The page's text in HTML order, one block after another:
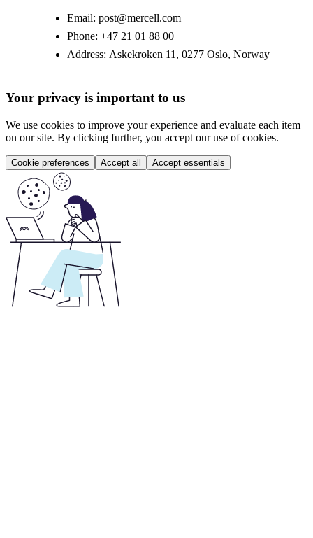
Email: post@mercell.com
Phone: +47 21 01 88 00
Address: Askekroken 11, 0277 Oslo, Norway
Your privacy is important to us
We use cookies to improve your experience and evaluate each item
on our site. By clicking further, you accept our use of cookies.
Cookie preferences Accept all Accept essentials